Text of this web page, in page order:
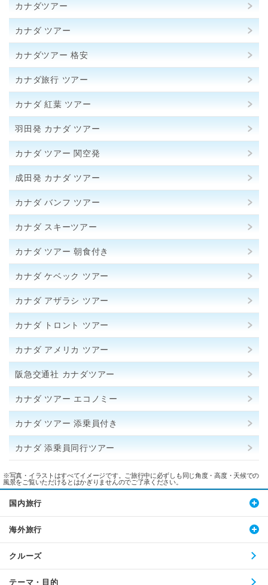
カナダツアー
カナダ ツアー
カナダツアー 格安
カナダ旅行 ツアー
カナダ 紅葉 ツアー
羽田発 カナダ ツアー
カナダ ツアー 関空発
成田発 カナダ ツアー
カナダ バンフ ツアー
カナダ スキーツアー
カナダ ツアー 朝食付き
カナダ ケベック ツアー
カナダ アザラシ ツアー
カナダ トロント ツアー
カナダ アメリカ ツアー
阪急交通社 カナダツアー
カナダ ツアー エコノミー
カナダ ツアー 添乗員付き
カナダ 添乗員同行ツアー
※写真・イラストはすべてイメージです。ご旅行中に必ずしも同じ角度・高度・天候での
風景をご覧いただけるとはかぎりませんのでご了承ください。
国内旅行
海外旅行
クルーズ
テーマ・目的